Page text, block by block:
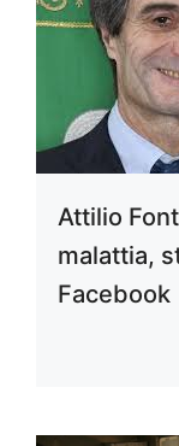
Attilio
malattia,
Facebook